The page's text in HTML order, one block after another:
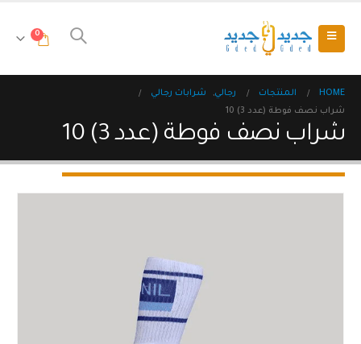
0
HOME المنتجات رجالي,
شرابات رجالي
شراب نصف فوطة (عدد 3) 10
شراب نصف فوطة (عدد 3) 10